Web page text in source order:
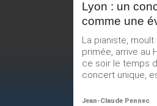
Lyon : un
comme une
La pianiste, moult
primée, arrive au
ce soir le temps
concert unique,
Jean-Claude Pennec